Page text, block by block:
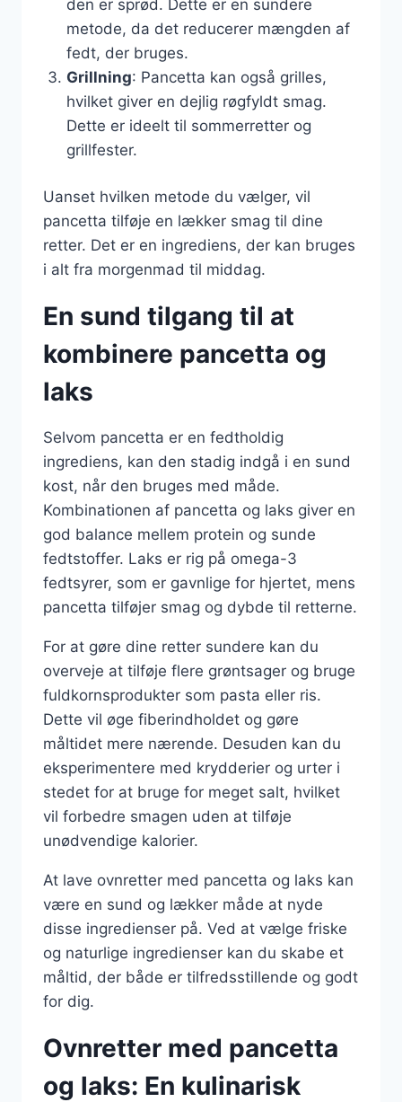
den er sprød. Dette er en sundere
metode, da det reducerer mængden af
fedt, der bruges.
Grillning: Pancetta kan også grilles,
hvilket giver en dejlig røgfyldt smag.
Dette er ideelt til sommerretter og
grillfester.
Uanset hvilken metode du vælger, vil
pancetta tilføje en lækker smag til dine
retter. Det er en ingrediens, der kan bruges
i alt fra morgenmad til middag.
En sund tilgang til at
kombinere pancetta og
laks
Selvom pancetta er en fedtholdig
ingrediens, kan den stadig indgå i en sund
kost, når den bruges med måde.
Kombinationen af pancetta og laks giver en
god balance mellem protein og sunde
fedtstoffer. Laks er rig på omega-3
fedtsyrer, som er gavnlige for hjertet, mens
pancetta tilføjer smag og dybde til retterne.
For at gøre dine retter sundere kan du
overveje at tilføje flere grøntsager og bruge
fuldkornsprodukter som pasta eller ris.
Dette vil øge fiberindholdet og gøre
måltidet mere nærende. Desuden kan du
eksperimentere med krydderier og urter i
stedet for at bruge for meget salt, hvilket
vil forbedre smagen uden at tilføje
unødvendige kalorier.
At lave ovnretter med pancetta og laks kan
være en sund og lækker måde at nyde
disse ingredienser på. Ved at vælge friske
og naturlige ingredienser kan du skabe et
måltid, der både er tilfredsstillende og godt
for dig.
Ovnretter med pancetta
og laks: En kulinarisk